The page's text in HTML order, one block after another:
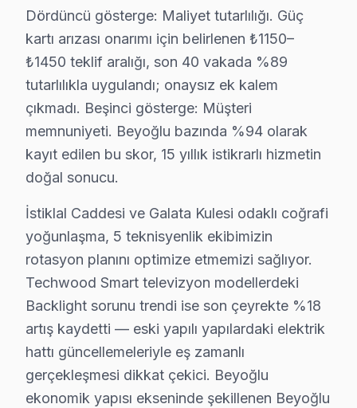
Ömer Avni Techwood Servis
Ömer Avni bölgesindeki Techwood kullanıcıları için
Ömer Avni Techwood Anakart Tamiri →
Örnektepe Techwood Servis
Örnektepe mahallesi Techwood TV teknisyeniniz
Örnektepe Techwood Anakart Tamiri →
Piripaşa Techwood Servis
Techwood Servis Merkezi →
Piyalepaşa Techwood Servis
Techwood TV HDMI port arızası Piyalepaşa adresine
Beyoğlu Techwood Servis →
Pürtelaş Hasan Efendi Techwood Servis
Pürtelaş Hasan Efendi mahallesinde Techwood TV
Beyoğlu TV Servis Merkezi →
Dördüncü gösterge: Maliyet tutarlılığı. Güç
kartı arızası onarımı için belirlenen ₺1150–
₺1450 teklif aralığı, son 40 vakada %89
tutarlılıkla uygulandı; onaysız ek kalem
çıkmadı. Beşinci gösterge: Müşteri
memnuniyeti. Beyoğlu bazında %94 olarak
kayıt edilen bu skor, 15 yıllık istikrarlı hizmetin
doğal sonucu.
İstiklal Caddesi ve Galata Kulesi odaklı coğrafi
yoğunlaşma, 5 teknisyenlik ekibimizin
rotasyon planını optimize etmemizi sağlıyor.
Techwood Smart televizyon modellerdeki
Backlight sorunu trendi ise son çeyrekte %18
artış kaydetti — eski yapılı yapılardaki elektrik
hattı güncellemeleriyle eş zamanlı
gerçekleşmesi dikkat çekici. Beyoğlu
ekonomik yapısı ekseninde şekillenen Beyoğlu